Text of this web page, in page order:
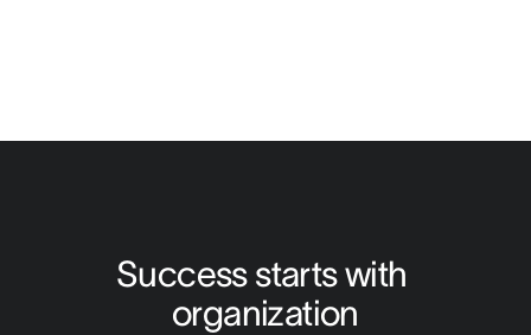
Success starts with
organization